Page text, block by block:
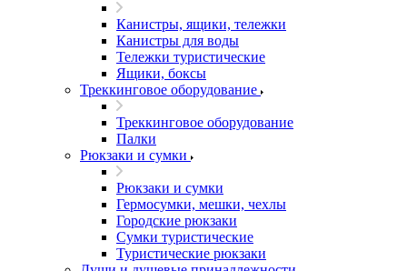
Канистры, ящики, тележки
Канистры для воды
Тележки туристические
Ящики, боксы
Треккинговое оборудование
Треккинговое оборудование
Палки
Рюкзаки и сумки
Рюкзаки и сумки
Гермосумки, мешки, чехлы
Городские рюкзаки
Сумки туристические
Туристические рюкзаки